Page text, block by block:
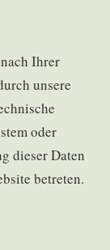
Ihrer
unsere
oder
dieser Daten
betreten.